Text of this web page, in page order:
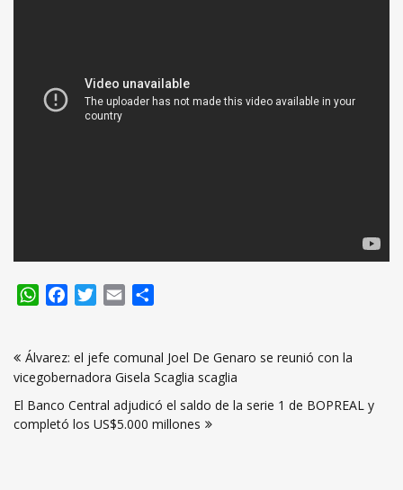
WhatsApp
FacebookTwitter
Email
de
entradas
Álvarez: el jefe comunal Joel De Genaro se reunió con la
vicegobernadora Gisela Scaglia scaglia
El Banco Central adjudicó el saldo de la serie 1 de BOPREAL y
completó los US$5.000 millones